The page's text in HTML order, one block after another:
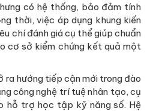
có hệ thống, bảo đảm tính
thời, việc áp dụng khung kiến
chí đánh giá cụ thể giúp chuẩn
cơ sở kiểm chứng kết quả một
ra hướng tiếp cận mới trong đào
công nghệ trí tuệ nhân tạo, cụ
hỗ trợ học tập kỹ năng số. Hệ